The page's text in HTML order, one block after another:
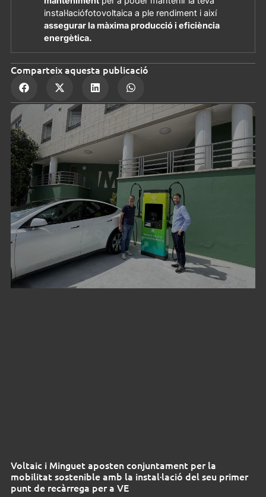
instal·laciófotovoltaica a ple rendiment i així
assegurar la màxima producció i eficiència
energètica.
Comparteix aquesta publicació
Voltaic i Minguet aposten conjuntament per la
mobilitat sostenible amb la instal·lació del seu primer
punt de recàrrega per a VE